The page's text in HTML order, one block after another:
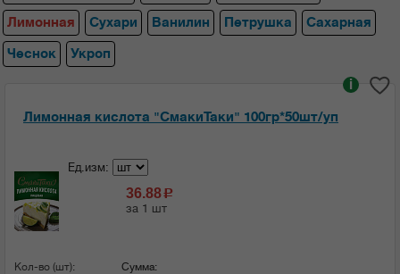
Лимонная
Сухари Ванилин Петрушка
Сахарная
Чеснок
Укроп
Лимонная кислота "СмакиТаки" 100гр*50шт/уп
i
Ед.изм:
36.88c
за 1 шт
Кол-во (шт): Сумма: